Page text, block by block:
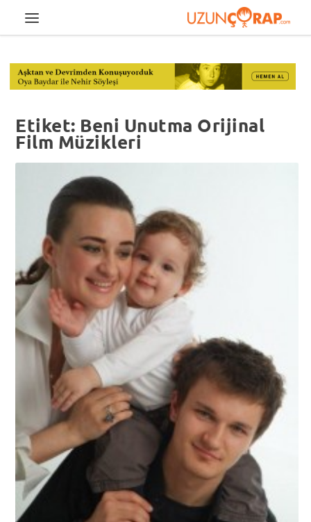
Etiket: Beni Unutma Orijinal
Film Müzikleri